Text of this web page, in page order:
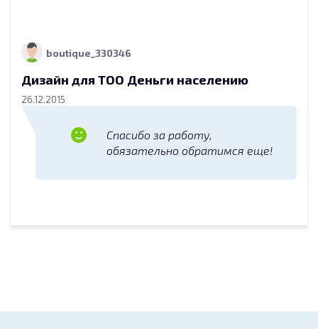
boutique_330346
Дизайн для ТОО Деньги населению
26.12.2015
Спасибо за работу,
обязательно обратимся еще!